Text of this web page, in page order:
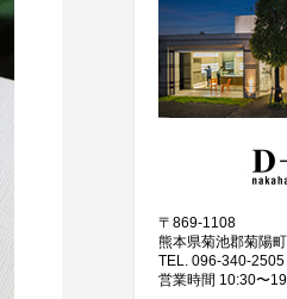
〒869-1108
熊本県菊池郡菊陽
TEL. 096-340-2505
営業時間 10:30〜